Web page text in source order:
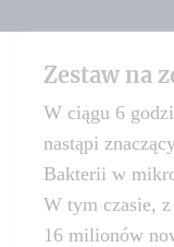
Zestaw na
W ciągu 6
nastąpi
Bakterii w
W tym czasie,
16 milionów